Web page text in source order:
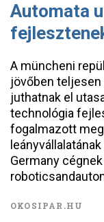
Automata
A müncheni
jövőben
juthatnak el
technológia
fogalmazott
Germany
OKOSIPAR.HU